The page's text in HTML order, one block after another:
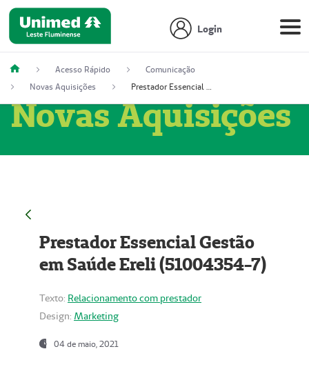
Login
Acesso Rápido
Comunicação
Novas Aquisições
Prestador Essencial Gestão em Saúde Ereli (51004354-7)
Novas Aquisições
Prestador Essencial Gestão
em Saúde Ereli (51004354-7)
Texto: Relacionamento com prestador
Design: Marketing
04 de maio, 2021